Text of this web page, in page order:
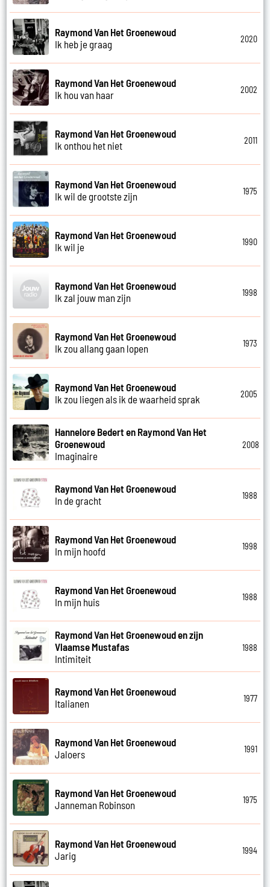
Raymond Van Het Groenewoud
Ik heb je graag
2020
Raymond Van Het Groenewoud
Ik hou van haar
2002
Raymond Van Het Groenewoud
Ik onthou het niet
2011
Raymond Van Het Groenewoud
Ik wil de grootste zijn
1975
Raymond Van Het Groenewoud
Ik wil je
1990
Raymond Van Het Groenewoud
Ik zal jouw man zijn
1998
Raymond Van Het Groenewoud
Ik zou allang gaan lopen
1973
Raymond Van Het Groenewoud
Ik zou liegen als ik de waarheid sprak
2005
Hannelore Bedert en Raymond Van Het
Groenewoud
Imaginaire
2008
Raymond Van Het Groenewoud
In de gracht
1988
Raymond Van Het Groenewoud
In mijn hoofd
1998
Raymond Van Het Groenewoud
In mijn huis
1988
Raymond Van Het Groenewoud en zijn
Vlaamse Mustafas
Intimiteit
1988
Raymond Van Het Groenewoud
Italianen
1977
Raymond Van Het Groenewoud
Jaloers
1991
Raymond Van Het Groenewoud
Janneman Robinson
1975
Raymond Van Het Groenewoud
Jarig
1994